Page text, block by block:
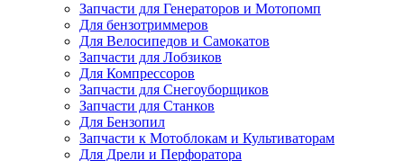
Запчасти для Генераторов и Мотопомп
Для бензотриммеров
Для Велосипедов и Самокатов
Запчасти для Лобзиков
Для Компрессоров
Запчасти для Снегоуборщиков
Запчасти для Станков
Для Бензопил
Запчасти к Мотоблокам и Культиваторам
Для Дрели и Перфоратора